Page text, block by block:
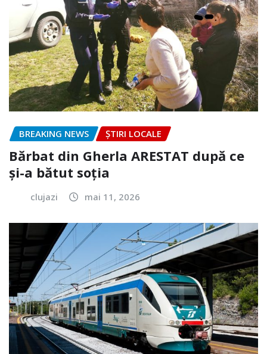
BREAKING NEWS ȘTIRI LOCALE
Bărbat din Gherla ARESTAT după ce
și-a bătut soția
clujazi mai 11, 2026